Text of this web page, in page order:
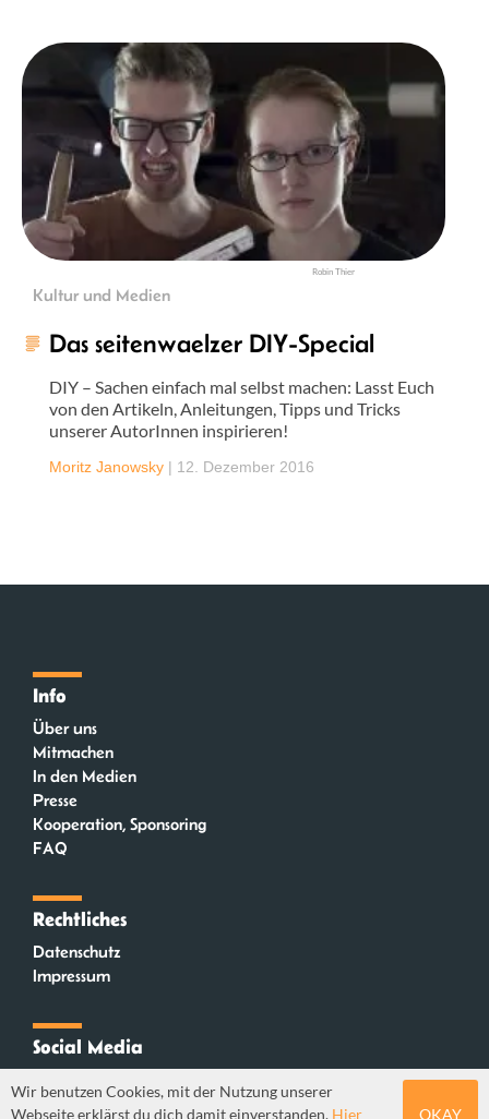
Robin Thier
Kultur und Medien
Das seitenwaelzer DIY-Special
DIY – Sachen einfach mal selbst machen: Lasst Euch
von den Artikeln, Anleitungen, Tipps und Tricks
unserer AutorInnen inspirieren!
Moritz Janowsky | 12. Dezember 2016
Info
Über uns
Mitmachen
In den Medien
Presse
Kooperation, Sponsoring
FAQ
Rechtliches
Datenschutz
Impressum
Social Media
Mastodon
Wir benutzen Cookies, mit der Nutzung unserer
Webseite erklärst du dich damit einverstanden. Hier OKAY